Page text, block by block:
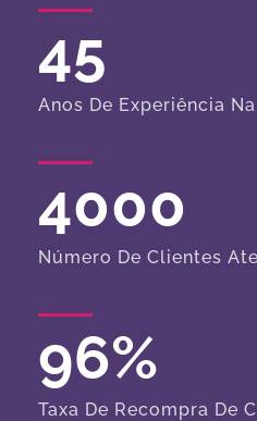
45
Anos De Experiência
4000
Número De Clientes
96%
Taxa De Recompra De